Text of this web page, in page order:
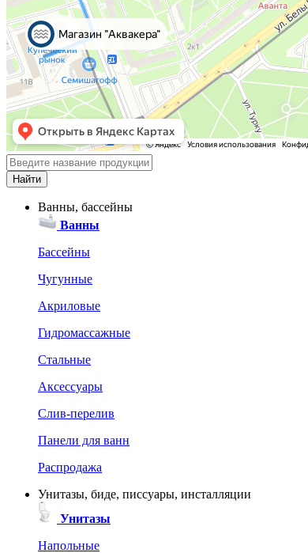
Ванны, бассейны
Ванны
Бассейны
Чугунные
Акриловые
Гидромассажные
Стальные
Аксессуары
Слив-перелив
Панели для ванн
Распродажа
Унитазы, биде, писсуары, инсталляции
Унитазы
Напольные